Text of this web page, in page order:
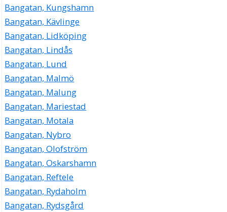
Bangatan, Kungshamn
Bangatan, Kävlinge
Bangatan, Lidköping
Bangatan, Lindås
Bangatan, Lund
Bangatan, Malmö
Bangatan, Malung
Bangatan, Mariestad
Bangatan, Motala
Bangatan, Nybro
Bangatan, Olofström
Bangatan, Oskarshamn
Bangatan, Reftele
Bangatan, Rydaholm
Bangatan, Rydsgård